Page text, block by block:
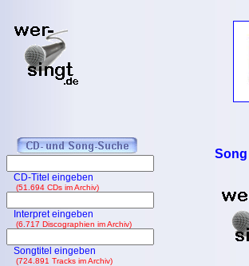
Song
CD-Titel eingeben
(51.694 CDs im Archiv)
Interpret eingeben
(6.717 Discographien im Archiv)
Songtitel eingeben
(724.891 Tracks im Archiv)